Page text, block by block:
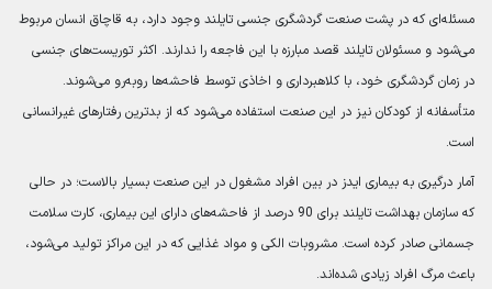
مسئله‌ای که در پشت صنعت گردشگری جنسی تایلند وجود دارد، به قاچاق انسان مربوط
می‌شود و مسئولان تایلند قصد مبارزه با این فاجعه را ندارند. اکثر توریست‌های جنسی
در زمان گردشگری خود، با کلاهبرداری و اخاذی توسط فاحشه‌ها روبه‌رو می‌شوند.
متأسفانه از کودکان نیز در این صنعت استفاده می‌شود که از بدترین رفتارهای غیرانسانی
است.
آمار درگیری به بیماری ایدز در بین افراد مشغول در این صنعت بسیار بالاست؛ در حالی
که سازمان بهداشت تایلند برای 90 درصد از فاحشه‌های دارای این بیماری، کارت سلامت
جسمانی صادر کرده است. مشروبات الکی و مواد غذایی که در این مراکز تولید می‌شود،
باعث مرگ افراد زیادی شده‌اند.